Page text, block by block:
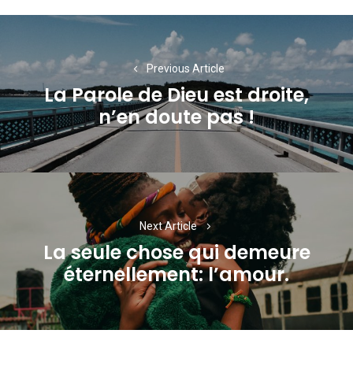
Navigation
de
l’article
Previous Article
Previous
post:
La Parole de Dieu est droite,
n’en doute pas !
Next Article
Next
post:
La seule chose qui demeure
éternellement: l’amour.